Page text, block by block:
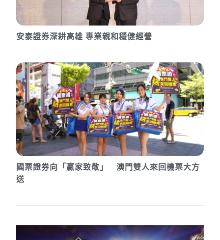
安泰證券深耕高雄 專業親和穩健經營
國票證券向「贏家致敬」 澳門雙人來回機票大方
送